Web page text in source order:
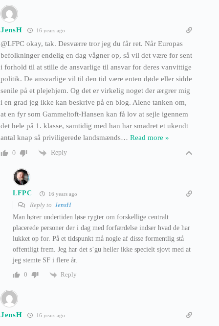
JensH 16 years ago
@LFPC okay, tak. Desværre tror jeg du får ret. Når Europas
befolkninger endelig en dag vågner op, så vil det være for sent
i forhold til at stille de ansvarlige til ansvar for deres vanvittige
politik. De ansvarlige vil til den tid være enten døde eller sidde
senile på et plejehjem. Og det er virkelig noget der ærgrer mig
i en grad jeg ikke kan beskrive på en blog. Alene tanken om,
at en fyr som Gammeltoft-Hansen kan få lov at sejle igennem
det hele på 1. klasse, samtidig med han har smadret et ukendt
antal knap så priviligerede landsmænds… Read more »
0 Reply
LFPC 16 years ago
Reply to JensH
Man hører undertiden løse rygter om forskellige centralt
placerede personer der i dag med forfærdelse indser hvad de har
lukket op for. På et tidspunkt må nogle af disse formentlig stå
offentligt frem. Jeg har det s’gu heller ikke specielt sjovt med at
jeg stemte SF i flere år.
0
Reply
JensH 16 years ago